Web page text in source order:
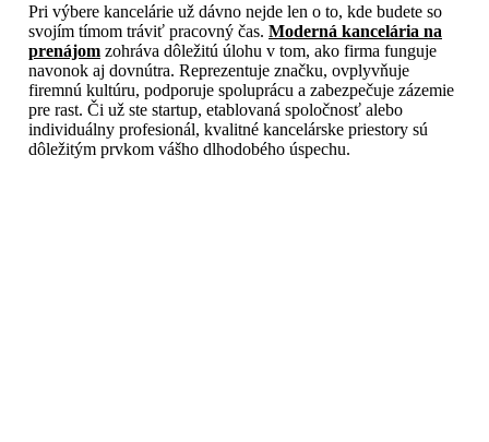
Pri výbere kancelárie už dávno nejde len o to, kde budete so
svojím tímom tráviť pracovný čas. Moderná kancelária na
prenájom zohráva dôležitú úlohu v tom, ako firma funguje
navonok aj dovnútra. Reprezentuje značku, ovplyvňuje
firemnú kultúru, podporuje spoluprácu a zabezpečuje zázemie
pre rast. Či už ste startup, etablovaná spoločnosť alebo
individuálny profesionál, kvalitné kancelárske priestory sú
dôležitým prvkom vášho dlhodobého úspechu.